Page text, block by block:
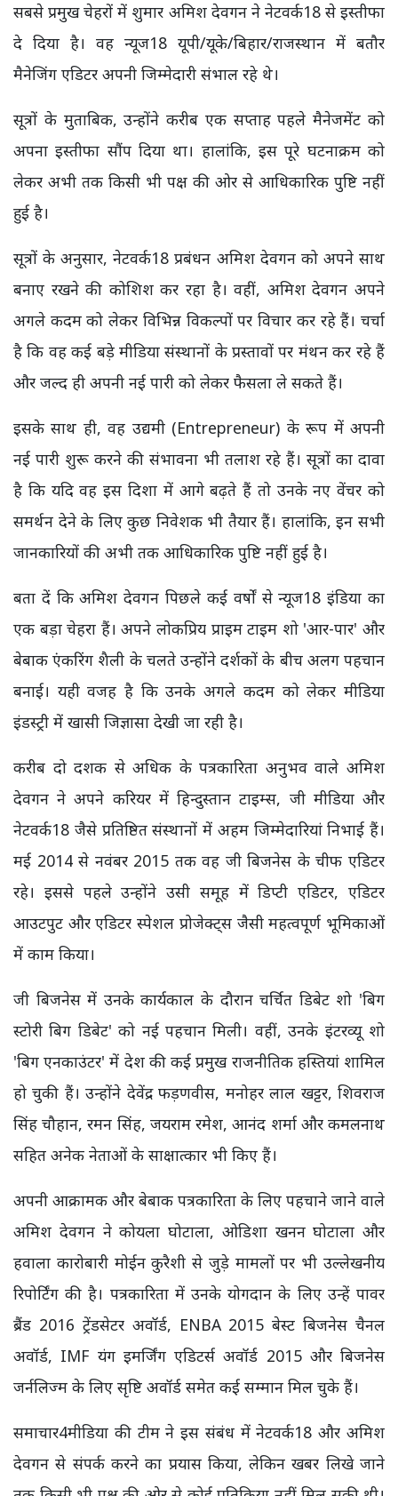
सबसे प्रमुख चेहरों में शुमार अमिश देवगन ने नेटवर्क18 से इस्तीफा
दे दिया है। वह न्यूज18 यूपी/यूके/बिहार/राजस्थान में बतौर
मैनेजिंग एडिटर अपनी जिम्मेदारी संभाल रहे थे।
सूत्रों के मुताबिक, उन्होंने करीब एक सप्ताह पहले मैनेजमेंट को
अपना इस्तीफा सौंप दिया था। हालांकि, इस पूरे घटनाक्रम को
लेकर अभी तक किसी भी पक्ष की ओर से आधिकारिक पुष्टि नहीं
हुई है।
सूत्रों के अनुसार, नेटवर्क18 प्रबंधन अमिश देवगन को अपने साथ
बनाए रखने की कोशिश कर रहा है। वहीं, अमिश देवगन अपने
अगले कदम को लेकर विभिन्न विकल्पों पर विचार कर रहे हैं। चर्चा
है कि वह कई बड़े मीडिया संस्थानों के प्रस्तावों पर मंथन कर रहे हैं
और जल्द ही अपनी नई पारी को लेकर फैसला ले सकते हैं।
इसके साथ ही, वह उद्यमी (Entrepreneur) के रूप में अपनी
नई पारी शुरू करने की संभावना भी तलाश रहे हैं। सूत्रों का दावा
है कि यदि वह इस दिशा में आगे बढ़ते हैं तो उनके नए वेंचर को
समर्थन देने के लिए कुछ निवेशक भी तैयार हैं। हालांकि, इन सभी
जानकारियों की अभी तक आधिकारिक पुष्टि नहीं हुई है।
बता दें कि अमिश देवगन पिछले कई वर्षों से न्यूज18 इंडिया का
एक बड़ा चेहरा हैं। अपने लोकप्रिय प्राइम टाइम शो 'आर-पार' और
बेबाक एंकरिंग शैली के चलते उन्होंने दर्शकों के बीच अलग पहचान
बनाई। यही वजह है कि उनके अगले कदम को लेकर मीडिया
इंडस्ट्री में खासी जिज्ञासा देखी जा रही है।
करीब दो दशक से अधिक के पत्रकारिता अनुभव वाले अमिश
देवगन ने अपने करियर में हिन्दुस्तान टाइम्स, जी मीडिया और
नेटवर्क18 जैसे प्रतिष्ठित संस्थानों में अहम जिम्मेदारियां निभाई हैं।
मई 2014 से नवंबर 2015 तक वह जी बिजनेस के चीफ एडिटर
रहे। इससे पहले उन्होंने उसी समूह में डिप्टी एडिटर, एडिटर
आउटपुट और एडिटर स्पेशल प्रोजेक्ट्स जैसी महत्वपूर्ण भूमिकाओं
में काम किया।
जी बिजनेस में उनके कार्यकाल के दौरान चर्चित डिबेट शो 'बिग
स्टोरी बिग डिबेट' को नई पहचान मिली। वहीं, उनके इंटरव्यू शो
'बिग एनकाउंटर' में देश की कई प्रमुख राजनीतिक हस्तियां शामिल
हो चुकी हैं। उन्होंने देवेंद्र फड़णवीस, मनोहर लाल खट्टर, शिवराज
सिंह चौहान, रमन सिंह, जयराम रमेश, आनंद शर्मा और कमलनाथ
सहित अनेक नेताओं के साक्षात्कार भी किए हैं।
अपनी आक्रामक और बेबाक पत्रकारिता के लिए पहचाने जाने वाले
अमिश देवगन ने कोयला घोटाला, ओडिशा खनन घोटाला और
हवाला कारोबारी मोईन कुरैशी से जुड़े मामलों पर भी उल्लेखनीय
रिपोर्टिंग की है। पत्रकारिता में उनके योगदान के लिए उन्हें पावर
ब्रैंड 2016 ट्रेंडसेटर अवॉर्ड, ENBA 2015 बेस्ट बिजनेस चैनल
अवॉर्ड, IMF यंग इमर्जिंग एडिटर्स अवॉर्ड 2015 और बिजनेस
जर्नलिज्म के लिए सृष्टि अवॉर्ड समेत कई सम्मान मिल चुके हैं।
समाचार4मीडिया की टीम ने इस संबंध में नेटवर्क18 और अमिश
देवगन से संपर्क करने का प्रयास किया, लेकिन खबर लिखे जाने